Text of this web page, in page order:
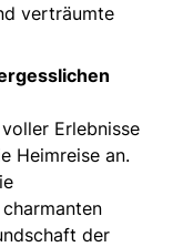
verträumte
Erlebnisse
Heimreise an.
der